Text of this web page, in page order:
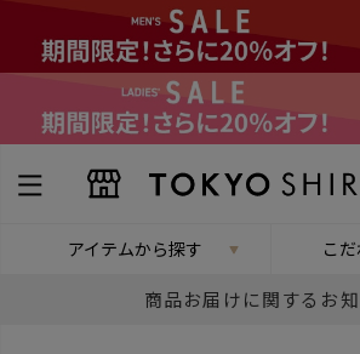
アイテムから探す こ
商品お届けに関するお